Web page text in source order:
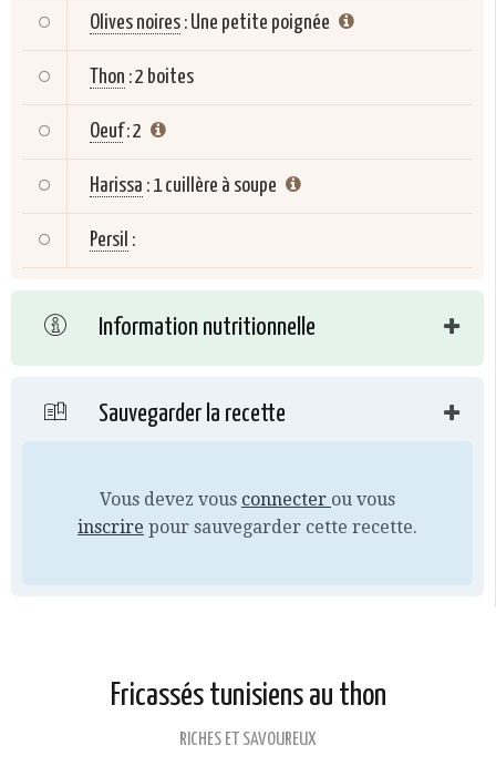
Olives noires : Une petite poignée
Thon :2 boites
Oeuf :2
Harissa : 1 cuillère à soupe
Persil :
Information nutritionnelle
Sauvegarder la recette
Vous devez vous connecter ou vous
inscrire pour sauvegarder cette recette.
Fricassés tunisiens au thon
RICHES ET SAVOUREUX